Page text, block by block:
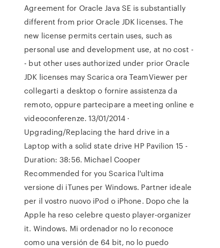
Agreement for Oracle Java SE is substantially
different from prior Oracle JDK licenses. The
new license permits certain uses, such as
personal use and development use, at no cost -
- but other uses authorized under prior Oracle
JDK licenses may Scarica ora TeamViewer per
collegarti a desktop o fornire assistenza da
remoto, oppure partecipare a meeting online e
videoconferenze. 13/01/2014 ·
Upgrading/Replacing the hard drive in a
Laptop with a solid state drive HP Pavilion 15 -
Duration: 38:56. Michael Cooper
Recommended for you Scarica l'ultima
versione di iTunes per Windows. Partner ideale
per il vostro nuovo iPod o iPhone. Dopo che la
Apple ha reso celebre questo player-organizer
it. Windows. Mi ordenador no lo reconoce
como una versión de 64 bit, no lo puedo